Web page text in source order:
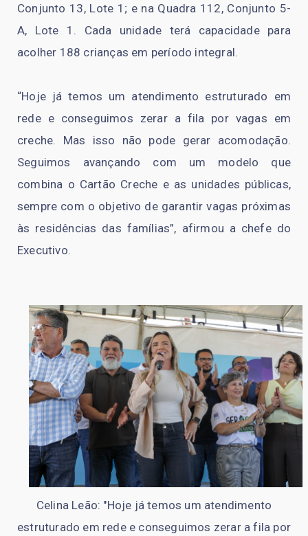
Conjunto 13, Lote 1; e na Quadra 112, Conjunto 5-
A, Lote 1. Cada unidade terá capacidade para
acolher 188 crianças em período integral.
“Hoje já temos um atendimento estruturado em
rede e conseguimos zerar a fila por vagas em
creche. Mas isso não pode gerar acomodação.
Seguimos avançando com um modelo que
combina o Cartão Creche e as unidades públicas,
sempre com o objetivo de garantir vagas próximas
às residências das famílias”, afirmou a chefe do
Executivo.
Celina Leão: "Hoje já temos um atendimento
estruturado em rede e conseguimos zerar a fila por